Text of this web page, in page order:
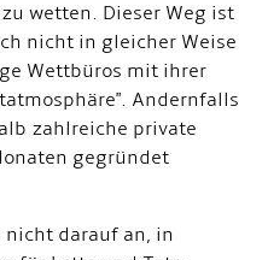
wetten. Dieser Weg ist
nicht in gleicher Weise
Wettbüros mit ihrer
Andernfalls
zahlreiche private
gegründet
nicht darauf an, in